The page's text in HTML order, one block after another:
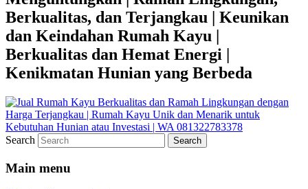
Berkualitas, dan Terjangkau | Keunikan
dan Keindahan Rumah Kayu |
Berkualitas dan Hemat Energi |
Kenikmatan Hunian yang Berbeda
Search
Main menu